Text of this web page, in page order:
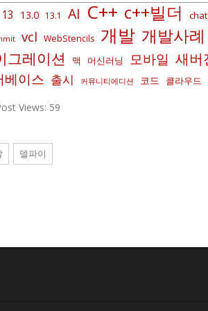
13 13.0 13.1 AI C++ c++빌더
vcl WebStencils 개발 개발사례
그레이션 맥 머신러닝 모바일 새버
베이스 출시 커뮤니티에디션 코드 클라우드
Views: 59
델파이